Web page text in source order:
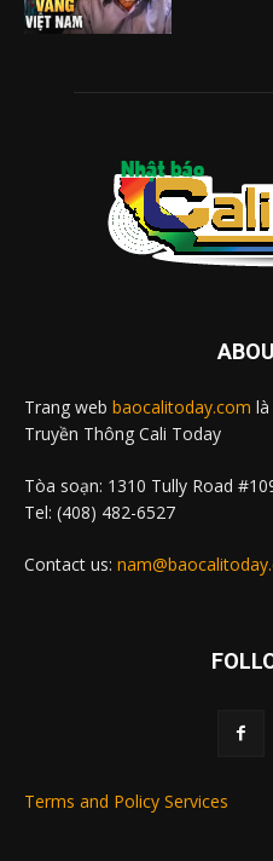
Trang web baocalitoday.com
Truyền Thông Cali Today
Tòa soạn: 1310 Tully Road
Tel: (408) 482-6527
Contact us:
Terms and Policy Services